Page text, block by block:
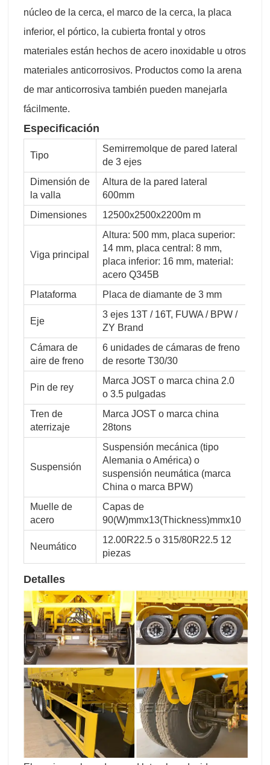
núcleo de la cerca, el marco de la cerca, la placa
inferior, el pórtico, la cubierta frontal y otros
materiales están hechos de acero inoxidable u otros
materiales anticorrosivos. Productos como la arena
de mar anticorrosiva también pueden manejarla
fácilmente.
Especificación
Tipo
Semirremolque de pared lateral
de 3 ejes
Dimensión de
la valla
Altura de la pared lateral
600mm
Dimensiones
12500x2500x2200m m
Viga principal
Altura: 500 mm, placa superior:
14 mm, placa central: 8 mm,
placa inferior: 16 mm, material:
acero Q345B
Plataforma
Placa de diamante de 3 mm
Eje
3 ejes 13T / 16T, FUWA / BPW /
ZY Brand
Cámara de
aire de freno
6 unidades de cámaras de freno
de resorte T30/30
Pin de rey
Marca JOST o marca china 2.0
o 3.5 pulgadas
Tren de
aterrizaje
Marca JOST o marca china
28tons
Suspensión
Suspensión mecánica (tipo
Alemania o América) o
suspensión neumática (marca
China o marca BPW)
Muelle de
acero
Capas de
90(W)mmx13(Thickness)mmx10
Neumático
12.00R22.5 o 315/80R22.5 12
piezas
Detalles